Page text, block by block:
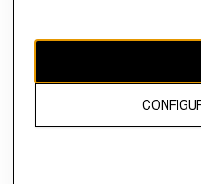
El contenido de esta página